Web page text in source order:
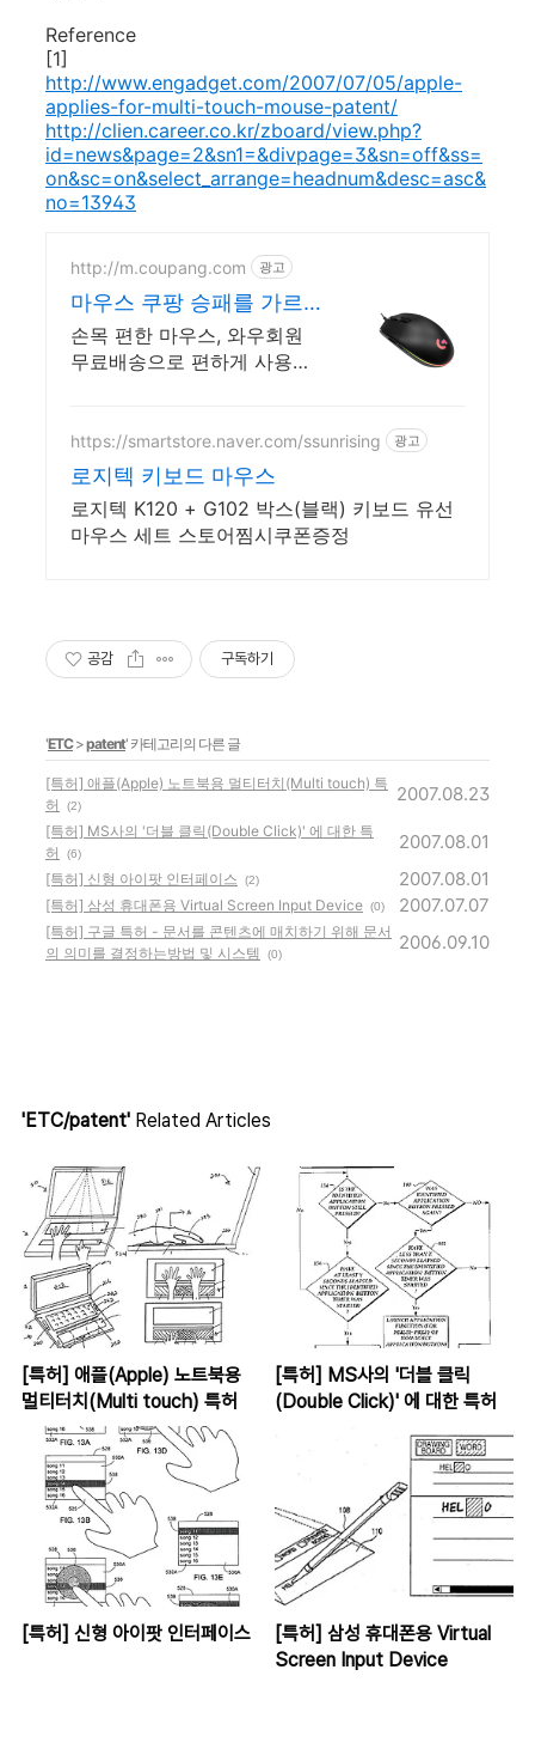
Reference
[1]
http://www.engadget.com/2007/07/05/apple-
applies-for-multi-touch-mouse-patent/
http://clien.career.co.kr/zboard/view.php?
id=news&page=2&sn1=&divpage=3&sn=off&ss=
on&sc=on&select_arrange=headnum&desc=asc&
no=13943
http://m.coupang.com 광고
마우스 쿠팡 승패를 가르
는 게이밍 마우스
손목 편한 마우스, 와우회원
무료배송으로 편하게 사용하
https://smartstore.naver.com/ssunrising 광고
로지텍 키보드 마우스
로지텍 K120 + G102 박스(블랙) 키보드 유선
마우스 세트 스토어찜시쿠폰증정
공감 구독하기
'ETC>patent' 카테고리의 다른 글
[특허] 애플(Apple) 노트북용 멀티터치(Multi touch) 특
허
(2)
2007.08.23
[특허] MS사의 '더블 클릭(Double Click)' 에 대한 특
허
(6)
2007.08.01
[특허] 신형 아이팟 인터페이스 (2) 2007.08.01
[특허] 삼성 휴대폰용 Virtual Screen Input Device (0) 2007.07.07
[특허] 구글 특허 - 문서를 콘텐츠에 매치하기 위해 문서
의 의미를 결정하는방법 및 시스템
(0)
2006.09.10
'ETC/patent' Related Articles
[특허] 애플(Apple) 노트북용
멀티터치(Multi touch) 특허
[특허] MS사의 '더블 클릭
(Double Click)' 에 대한 특허
[특허] 신형 아이팟 인터페이스
[특허] 삼성 휴대폰용 Virtual
Screen Input Device